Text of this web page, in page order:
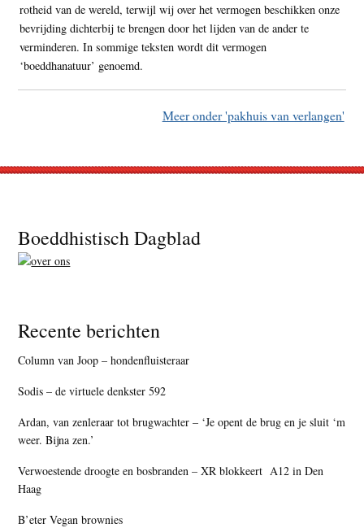
rotheid van de wereld, terwijl wij over het vermogen beschikken onze
bevrijding dichterbij te brengen door het lijden van de ander te
verminderen. In sommige teksten wordt dit vermogen
‘boeddhanatuur’ genoemd.
Meer onder 'pakhuis van verlangen'
Footer
Boeddhistisch Dagblad
Recente berichten
Column van Joop – hondenfluisteraar
Sodis – de virtuele denkster 592
Ardan, van zenleraar tot brugwachter – ‘Je opent de brug en je sluit ‘m
weer. Bijna zen.’
Verwoestende droogte en bosbranden – XR blokkeert A12 in Den
Haag
B’eter Vegan brownies